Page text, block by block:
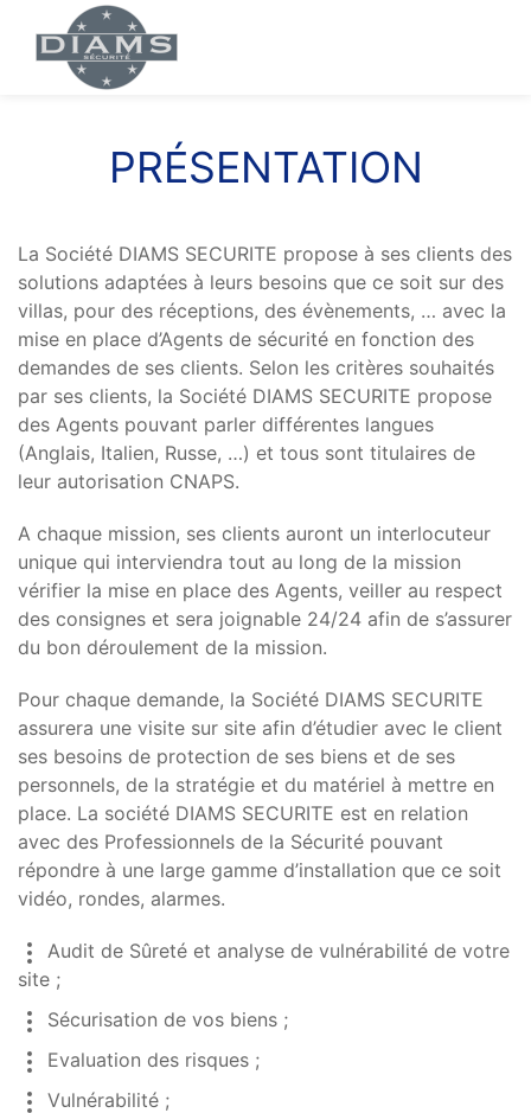
PRÉSENTATION
La Société DIAMS SECURITE propose à ses clients des
solutions adaptées à leurs besoins que ce soit sur des
villas, pour des réceptions, des évènements, … avec la
mise en place d’Agents de sécurité en fonction des
demandes de ses clients. Selon les critères souhaités
par ses clients, la Société DIAMS SECURITE propose
des Agents pouvant parler différentes langues
(Anglais, Italien, Russe, …) et tous sont titulaires de
leur autorisation CNAPS.
A chaque mission, ses clients auront un interlocuteur
unique qui interviendra tout au long de la mission
vérifier la mise en place des Agents, veiller au respect
des consignes et sera joignable 24/24 afin de s’assurer
du bon déroulement de la mission.
Pour chaque demande, la Société DIAMS SECURITE
assurera une visite sur site afin d’étudier avec le client
ses besoins de protection de ses biens et de ses
personnels, de la stratégie et du matériel à mettre en
place. La société DIAMS SECURITE est en relation
avec des Professionnels de la Sécurité pouvant
répondre à une large gamme d’installation que ce soit
vidéo, rondes, alarmes.
Audit de Sûreté et analyse de vulnérabilité de votre
site ;
Sécurisation de vos biens ;
Evaluation des risques ;
Vulnérabilité ;